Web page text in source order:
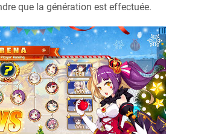
que la génération est effectuée.